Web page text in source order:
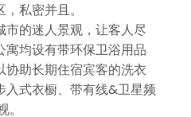
私密并且。
的迷人景观，让客人尽
均设有带环保卫浴用品
助长期住宿宾客的洗衣
式衣橱、带有线&卫星频